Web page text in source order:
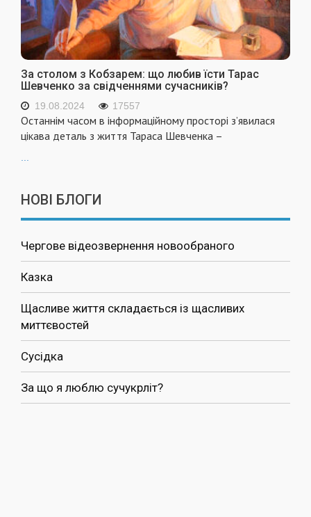
За столом з Кобзарем: що любив їсти Тарас
Шевченко за свідченнями сучасників?
19.08.2024 17557
Останнім часом в інформаційному просторі з’явилася
цікава деталь з життя Тараса Шевченка –
НОВІ БЛОГИ
Чергове відеозвернення новообраного
Казка
Щасливе життя складається із щасливих
миттєвостей
Сусідка
За що я люблю сучукрліт?